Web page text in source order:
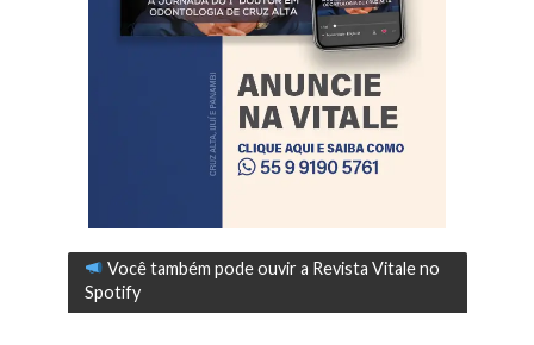
Você também pode ouvir a Revista Vitale no
Spotify